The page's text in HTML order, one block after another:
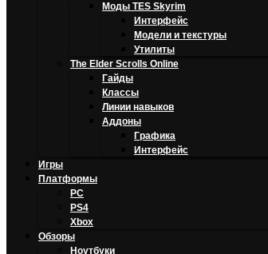
Моды TES Skyrim
Интерфейс
Модели и текстуры
Утилиты
The Elder Scrolls Online
Гайды
Классы
Линии навыков
Аддоны
Графика
Интерфейс
Игры
Платформы
PC
PS4
Xbox
Обзоры
Ноутбуки